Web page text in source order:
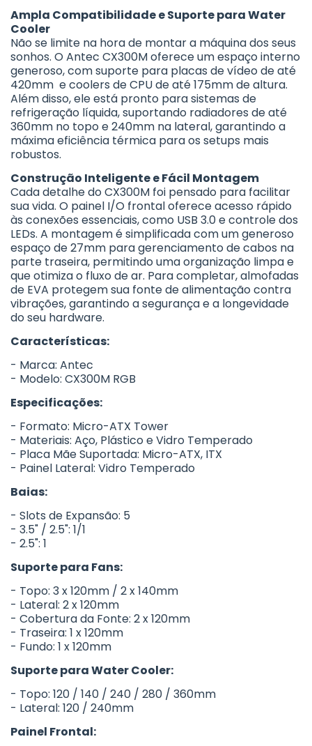
Ampla Compatibilidade e Suporte para Water
Cooler
Não se limite na hora de montar a máquina dos seus
sonhos. O Antec CX300M oferece um espaço interno
generoso, com suporte para placas de vídeo de até
420mm e coolers de CPU de até 175mm de altura.
Além disso, ele está pronto para sistemas de
refrigeração líquida, suportando radiadores de até
360mm no topo e 240mm na lateral, garantindo a
máxima eficiência térmica para os setups mais
robustos.
Construção Inteligente e Fácil Montagem
Cada detalhe do CX300M foi pensado para facilitar
sua vida. O painel I/O frontal oferece acesso rápido
às conexões essenciais, como USB 3.0 e controle dos
LEDs. A montagem é simplificada com um generoso
espaço de 27mm para gerenciamento de cabos na
parte traseira, permitindo uma organização limpa e
que otimiza o fluxo de ar. Para completar, almofadas
de EVA protegem sua fonte de alimentação contra
vibrações, garantindo a segurança e a longevidade
do seu hardware.
Características:
- Marca: Antec
- Modelo: CX300M RGB
Especificações:
- Formato: Micro-ATX Tower
- Materiais: Aço, Plástico e Vidro Temperado
- Placa Mãe Suportada: Micro-ATX, ITX
- Painel Lateral: Vidro Temperado
Baias:
- Slots de Expansão: 5
- 3.5" / 2.5": 1/1
- 2.5": 1
Suporte para Fans:
- Topo: 3 x 120mm / 2 x 140mm
- Lateral: 2 x 120mm
- Cobertura da Fonte: 2 x 120mm
- Traseira: 1 x 120mm
- Fundo: 1 x 120mm
Suporte para Water Cooler:
- Topo: 120 / 140 / 240 / 280 / 360mm
- Lateral: 120 / 240mm
Painel Frontal: